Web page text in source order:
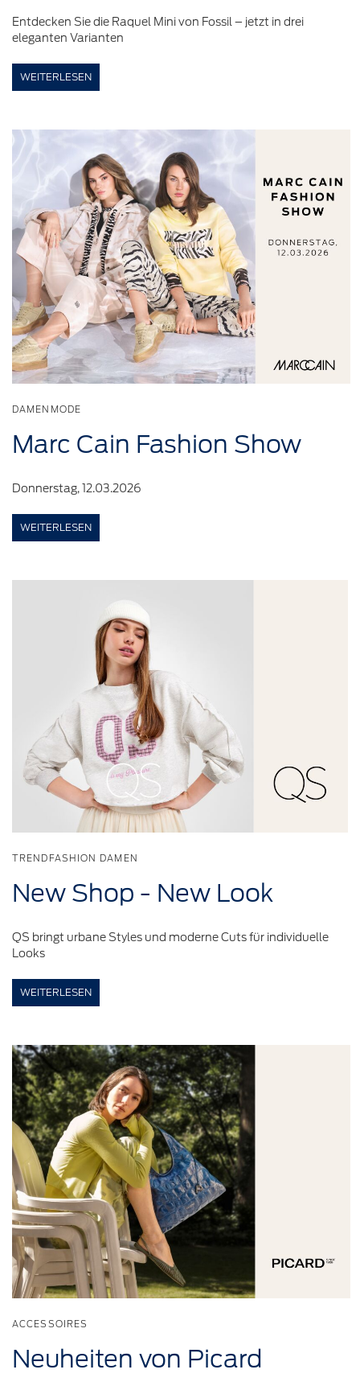
Entdecken Sie die Raquel Mini von Fossil – jetzt in drei
eleganten Varianten
WEITERLESEN
DAMENMODE
Marc Cain Fashion Show
Donnerstag, 12.03.2026
WEITERLESEN
TRENDFASHION DAMEN
New Shop - New Look
QS bringt urbane Styles und moderne Cuts für individuelle
Looks
WEITERLESEN
ACCESSOIRES
Neuheiten von Picard